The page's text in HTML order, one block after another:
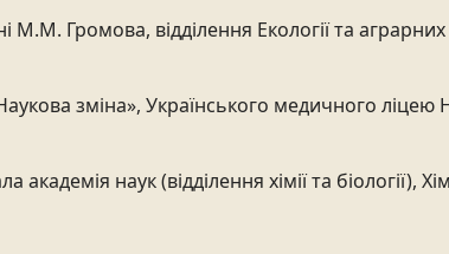
Громова, відділення Екології та
зміна», Українського медичного
наук (відділення хімії та біології),